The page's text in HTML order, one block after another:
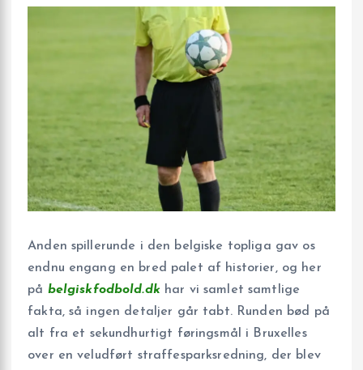
Anden spillerunde i den belgiske top­liga gav os
endnu engang en bred palet af historier, og her
på belgiskfodbold.dkhar vi samlet samtlige
fakta, så ingen detaljer går tabt. Runden bød på
alt fra et sekundhurtigt føringsmål i Bruxelles
over en veludført straffesparksredning, der blev